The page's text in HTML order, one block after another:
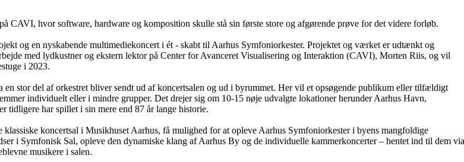
CAVI, hvor software, hardware og komposition skulle stå sin første store og afgørende prøve for det videre forløb.
og en nyskabende multimediekoncert i ét - skabt til Aarhus Symfoniorkester. Projektet og værket er udtænkt og
med lydkustner og ekstern lektor på Center for Avanceret Visualisering og Interaktion (CAVI), Morten Riis, og vil
i 2023.
stor del af orkestret bliver sendt ud af koncertsalen og ud i byrummet. Her vil et opsøgende publikum eller tilfældigt
individuelt eller i mindre grupper. Det drejer sig om 10-15 nøje udvalgte lokationer herunder Aarhus Havn,
tidligere har spillet i sin mere end 87 år lange historie.
koncertsal i Musikhuset Aarhus, få mulighed for at opleve Aarhus Symfoniorkester i byens mangfoldige
i Symfonisk Sal, opleve den dynamiske klang af Aarhus By og de individuelle kammerkoncerter – hentet ind til dem via
musikere i salen.